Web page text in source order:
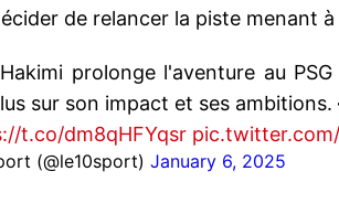
de relancer la piste menant à
prolonge l'aventure au
sur son impact et ses ambitions.
t.co/dm8qHFYqsr
(@le10sport) January 6, 2025